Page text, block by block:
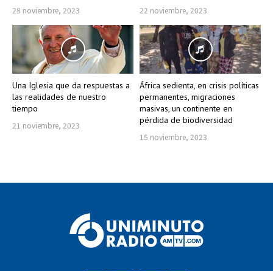
28 noviembre, 2023 22 noviembre, 2023
Una Iglesia que da respuestas a
las realidades de nuestro
tiempo
21 noviembre, 2023
África sedienta, en crisis políticas
permanentes, migraciones
masivas, un continente en
pérdida de biodiversidad
15 noviembre, 2023